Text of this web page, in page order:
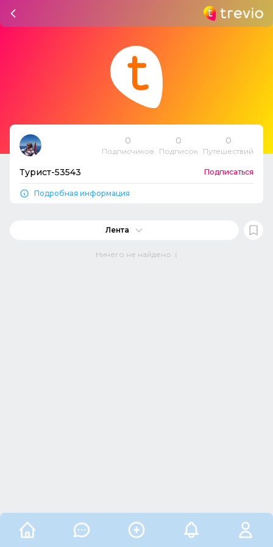
0
Подписчиков
0
Подписок
0
Путешествий
Турист-53543 Подписаться
Подробная информация
Лента
Ничего не найдено :(